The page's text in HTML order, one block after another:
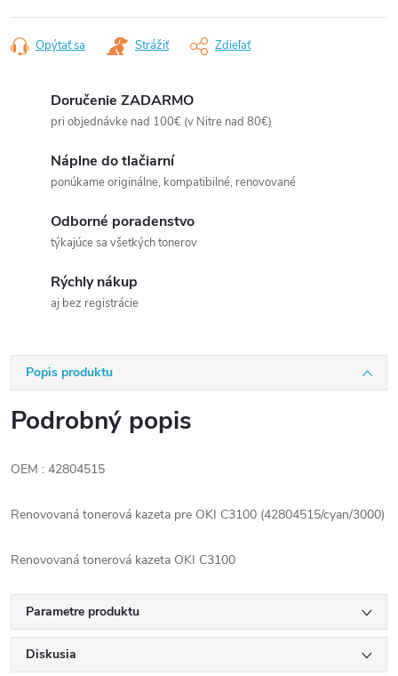
Opýtať sa Strážiť Zdieľať
Doručenie ZADARMO
pri objednávke nad 100€ (v Nitre nad 80€)
Náplne do tlačiarní
ponúkame originálne, kompatibilné, renovované
Odborné poradenstvo
týkajúce sa všetkých tonerov
Rýchly nákup
aj bez registrácie
Popis produktu
Podrobný popis
OEM : 42804515
Renovovaná tonerová kazeta pre OKI C3100 (42804515/cyan/3000)
Renovovaná tonerová kazeta OKI C3100
Parametre produktu
Diskusia